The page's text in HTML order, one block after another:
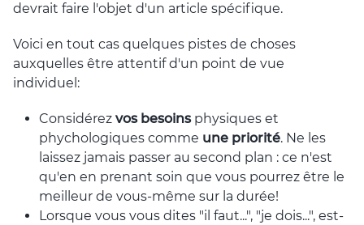
devrait faire l'objet d'un article spécifique.
Voici en tout cas quelques pistes de choses
auxquelles être attentif d'un point de vue
individuel:
Considérez vos besoinsphysiques et
phychologiques comme une priorité. Ne les
laissez jamais passer au second plan : ce n'est
qu'en en prenant soin que vous pourrez être le
meilleur de vous-même sur la durée!
Lorsque vous vous dites "il faut...", "je dois...", est-